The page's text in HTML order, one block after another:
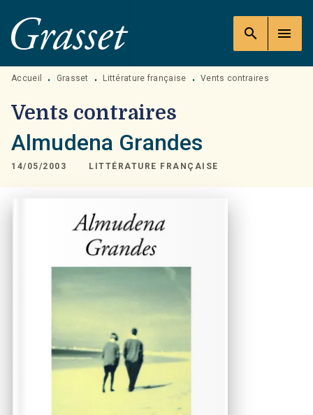
MENU RECHERCHE
PIED DE PAGE
search menu
Accueil • Grasset • Littérature française • Vents contraires
Vents contraires
Almudena Grandes
14/05/2003 LITTÉRATURE FRANÇAISE